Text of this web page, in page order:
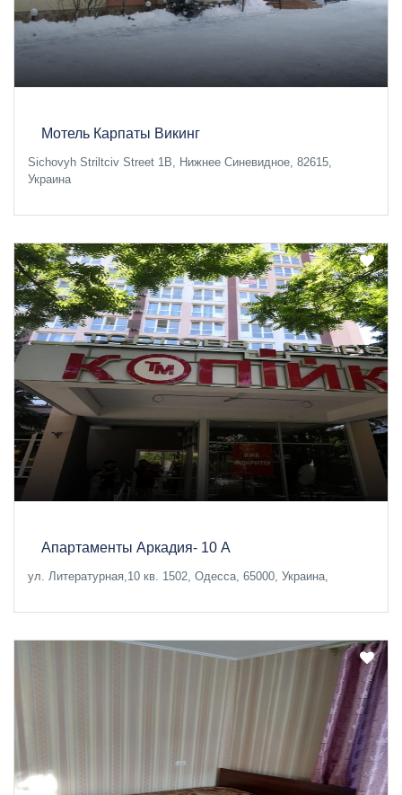
Мотель Карпаты Викинг
Sichovyh Striltciv Street 1B, Нижнее Синевидное, 82615,
Украина
Апартаменты Аркадия- 10 А
ул. Литературная,10 кв. 1502, Одесса, 65000, Украина,